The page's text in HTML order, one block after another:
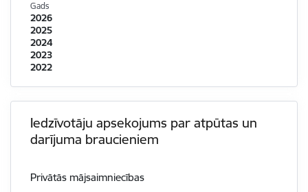
Gads
2026
2025
2024
2023
2022
Iedzīvotāju apsekojums par atpūtas un
darījuma braucieniem
Privātās mājsaimniecības